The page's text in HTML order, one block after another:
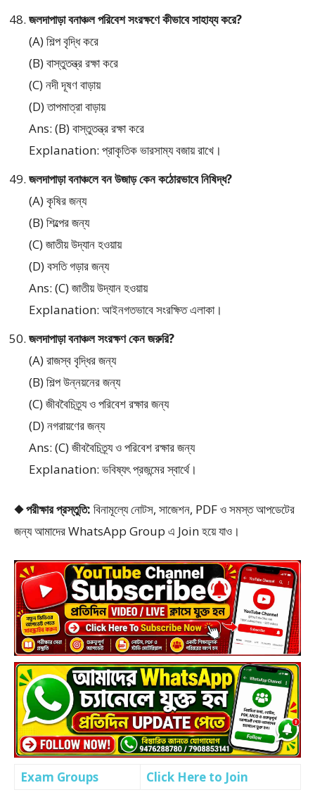
জলদাপাড়া বনাঞ্চল পরিবেশ সংরক্ষণে কীভাবে সাহায্য করে?
(A) শিল্প বৃদ্ধি করে
(B) বাস্তুতন্ত্র রক্ষা করে
(C) নদী দূষণ বাড়ায়
(D) তাপমাত্রা বাড়ায়
Ans: (B) বাস্তুতন্ত্র রক্ষা করে
Explanation: প্রাকৃতিক ভারসাম্য বজায় রাখে।
জলদাপাড়া বনাঞ্চলে বন উজাড় কেন কঠোরভাবে নিষিদ্ধ?
(A) কৃষির জন্য
(B) শিল্পের জন্য
(C) জাতীয় উদ্যান হওয়ায়
(D) বসতি গড়ার জন্য
Ans: (C) জাতীয় উদ্যান হওয়ায়
Explanation: আইনগতভাবে সংরক্ষিত এলাকা।
জলদাপাড়া বনাঞ্চল সংরক্ষণ কেন জরুরি?
(A) রাজস্ব বৃদ্ধির জন্য
(B) শিল্প উন্নয়নের জন্য
(C) জীববৈচিত্র্য ও পরিবেশ রক্ষার জন্য
(D) নগরায়ণের জন্য
Ans: (C) জীববৈচিত্র্য ও পরিবেশ রক্ষার জন্য
Explanation: ভবিষ্যৎ প্রজন্মের স্বার্থে।
◆ পরীক্ষার প্রস্তুতি: বিনামূল্যে নোটস, সাজেশন, PDF ও সমস্ত আপডেটের
জন্য আমাদের WhatsApp Group এ Join হয়ে যাও।
Exam Groups Click Here to Join